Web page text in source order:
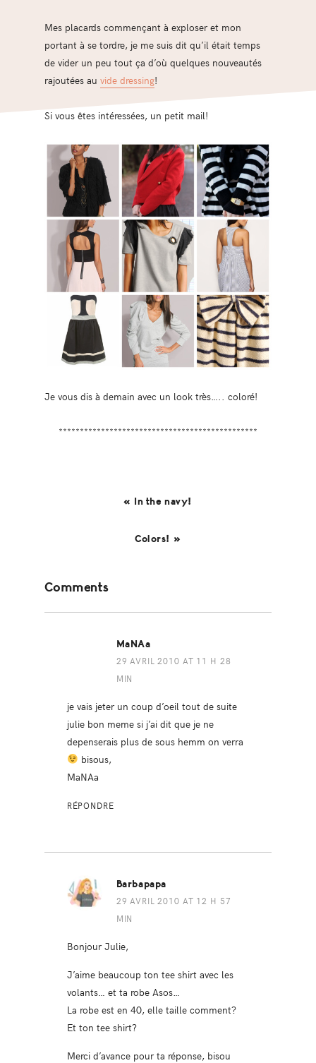
Mes placards commençant à exploser et mon
portant à se tordre, je me suis dit qu’il était temps
de vider un peu tout ça d’où quelques nouveautés
rajoutées au vide dressing!
Si vous êtes intéressées, un petit mail!
Je vous dis à demain avec un look très….. coloré!
***********************************************
« In the navy!
Colors! »
Interactions
Comments
MaNAa
29 AVRIL 2010 AT 11 H 28
MIN
je vais jeter un coup d’oeil tout de suite
julie bon meme si j’ai dit que je ne
depenserais plus de sous hemm on verra
bisous,
MaNAa
RÉPONDRE
Barbapapa
29 AVRIL 2010 AT 12 H 57
MIN
Bonjour Julie,
J’aime beaucoup ton tee shirt avec les
volants… et ta robe Asos…
La robe est en 40, elle taille comment?
Et ton tee shirt?
Merci d’avance pour ta réponse, bisou